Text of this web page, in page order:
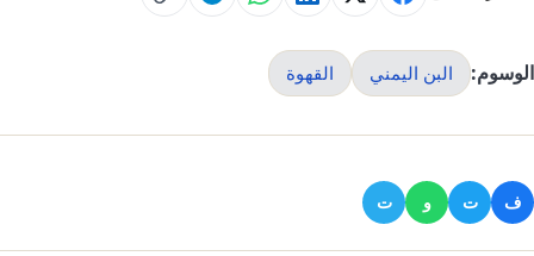
الوسوم: البن اليمني القهوة
ف ت و ت